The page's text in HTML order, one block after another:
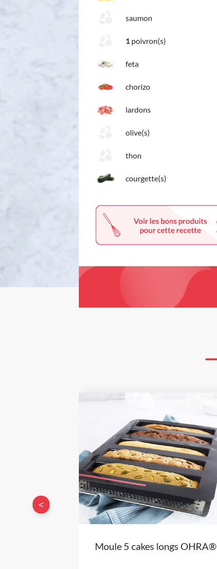
saumon
1 poivron(s)
feta
chorizo
lardons
olive(s)
thon
courgette(s)
Moule 5 cakes longs OHRA®
<